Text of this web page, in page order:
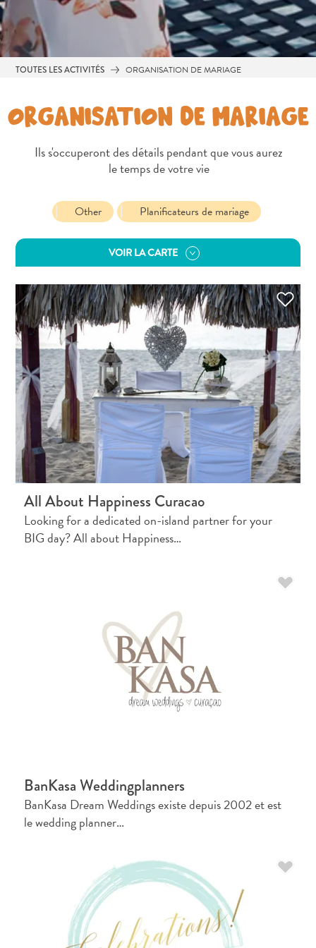
Sites
et
monuments
Spa
et
être
Sports
nocturne
guidées
Zones
Commerciales
Où
dormir
vacances
Maisons
de
TOUTES LES ACTIVITÉS ORGANISATION DE MARIAGE
ORGANISATION DE MARIAGE
Ils s'occuperont des détails pendant que vous aurez
le temps de votre vie
Other Planificateurs de mariage
VOIR LA CARTE
All About Happiness Curacao
Looking for a dedicated on-island partner for your
BIG day? All about Happiness…
BanKasa Weddingplanners
BanKasa Dream Weddings existe depuis 2002 et est
le wedding planner…